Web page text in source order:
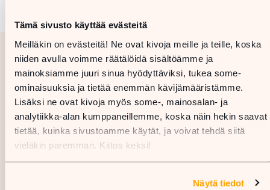
Tämä sivusto käyttää evästeitä
Meilläkin on evästeitä! Ne ovat kivoja meille ja teille, koska
niiden avulla voimme räätälöidä sisältöämme ja
mainoksiamme juuri sinua hyödyttäviksi, tukea some-
ominaisuuksia ja tietää enemmän kävijämääristämme.
Lisäksi ne ovat kivoja myös some-, mainosalan- ja
analytiikka-alan kumppaneillemme, koska näin hekin saavat
tietää, kuinka sivustoamme käytät, ja voivat tehdä siitä
vieläkin paremman. Kiitos keksi!
Näytä tiedot